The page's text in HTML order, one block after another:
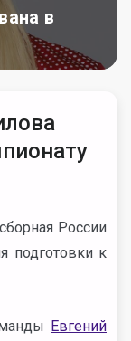
в
России
подготовки к
Евгений